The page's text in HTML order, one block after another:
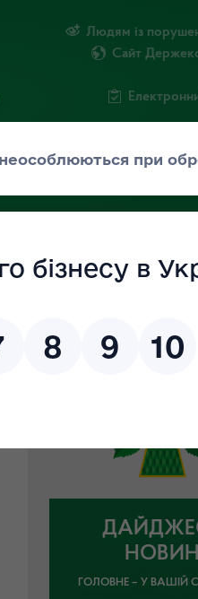
Людям із
Сайт
НОВИН
ГОЛОВНЕ – У ВАШІЙ